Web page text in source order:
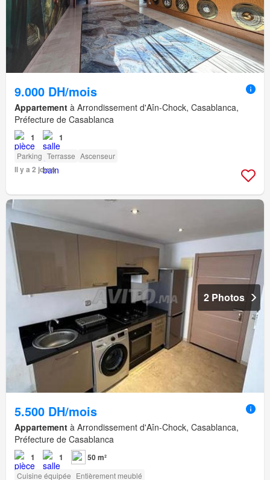
9.000 DH/mois
Appartement à Arrondissement d'Aîn-Chock, Casablanca,
Préfecture de Casablanca
1 1
Parking Terrasse Ascenseur
Il y a 2 jours
2 Photos
5.500 DH/mois
Appartement à Arrondissement d'Aîn-Chock, Casablanca,
Préfecture de Casablanca
1 1 50 m²
Cuisine équipée Entièrement meublé